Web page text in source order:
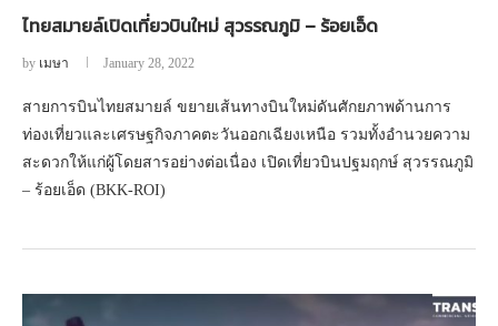
ไทยสมายล์เปิดเที่ยวบินใหม่ สุวรรณภูมิ – ร้อยเอ็ด
by เมษา January 28, 2022
สายการบินไทยสมายล์ ขยายเส้นทางบินใหม่ดันศักยภาพด้านการ
ท่องเที่ยวและเศรษฐกิจภาคตะวันออกเฉียงเหนือ รวมทั้งอำนวยความ
สะดวกให้แก่ผู้โดยสารอย่างต่อเนื่อง เปิดเที่ยวบินปฐมฤกษ์ สุวรรณภูมิ
– ร้อยเอ็ด (BKK-ROI)